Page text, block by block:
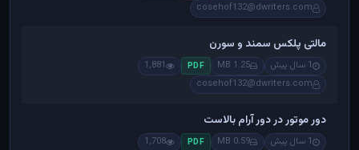
cosehof132@dwriters.com
مالتی پلکس سمند و سورن
1 سال پیش 1.25 MB
PDF
1,881
cosehof132@dwriters.com
دور موتور در دور آرام بالاست
1 سال پیش 0.59 MB
PDF
1,708